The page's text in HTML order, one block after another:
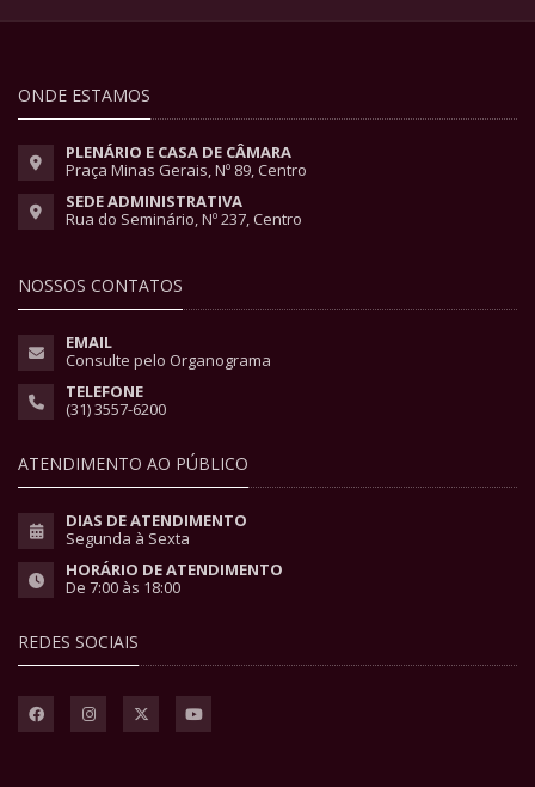
ONDE ESTAMOS
PLENÁRIO E CASA DE CÂMARA
Praça Minas Gerais, Nº 89, Centro
SEDE ADMINISTRATIVA
Rua do Seminário, Nº 237, Centro
NOSSOS CONTATOS
EMAIL
Consulte pelo Organograma
TELEFONE
(31) 3557-6200
ATENDIMENTO AO PÚBLICO
DIAS DE ATENDIMENTO
Segunda à Sexta
HORÁRIO DE ATENDIMENTO
De 7:00 às 18:00
REDES SOCIAIS